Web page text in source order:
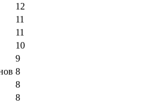
12
11
11
10
9
8
8
8